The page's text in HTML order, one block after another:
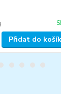
Přidat do